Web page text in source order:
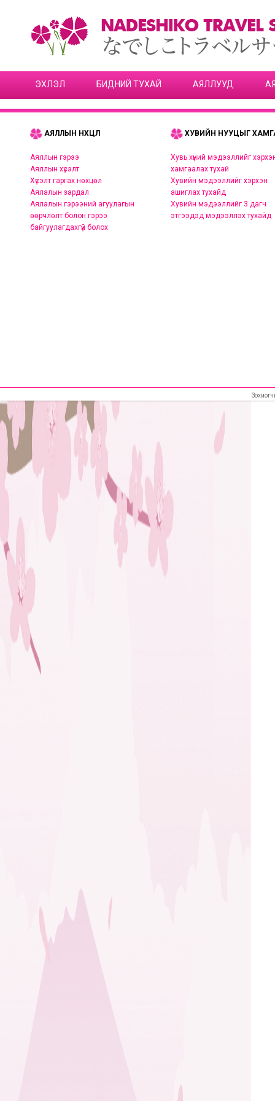
ЭХЛЭЛ БИДНИЙ ТУХАЙ АЯЛЛУУД
АЯЛЛЫН НӨХЦӨЛ
Аяллын гэрээ
Аяллын хүсэлт
Хүсэлт гаргах нөхцөл
Аялалын зардал
Аялалын гэрээний агуулагын
өөрчлөлт болон гэрээ
байгуулагдахгүй болох
ХУВИЙН НУУЦЫГ
Хувь хүний мэдээллийг
хамгаалах тухай
Хувийн мэдээллийг хэрхэн
ашиглах тухайд
Хувийн мэдээллийг 3 дагч
этгээдэд мэдээллэх тухайд